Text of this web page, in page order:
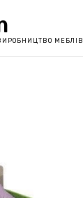
МЕБЛІВ